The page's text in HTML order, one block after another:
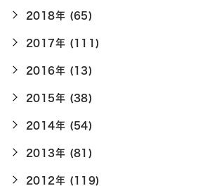
2018年 (65)
2017年 (111)
2016年 (13)
2015年 (38)
2014年 (54)
2013年 (81)
2012年 (119)